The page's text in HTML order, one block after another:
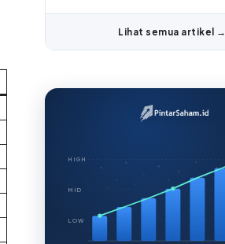
Lihat semua artikel →
HIGH
MID
LOW